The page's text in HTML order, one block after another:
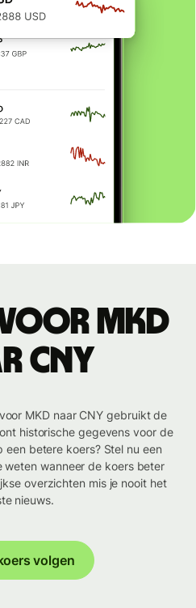
MKD
CNY
MKD naar CNY gebruikt de
historische gegevens voor de
een betere koers? Stel nu een
weten wanneer de koers beter
overzichten mis je nooit het
nieuws.
volgen